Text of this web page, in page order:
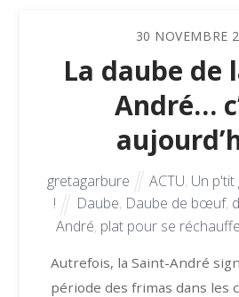
30 NOVEMBRE
La daube de
André…
gretagarbure ACTU, Un
!
Daube, Daube de bœuf,
André, plat pour se
Autrefois, la Saint-André
période des frimas dans les